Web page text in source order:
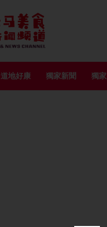
道地好康 獨家新聞 獨